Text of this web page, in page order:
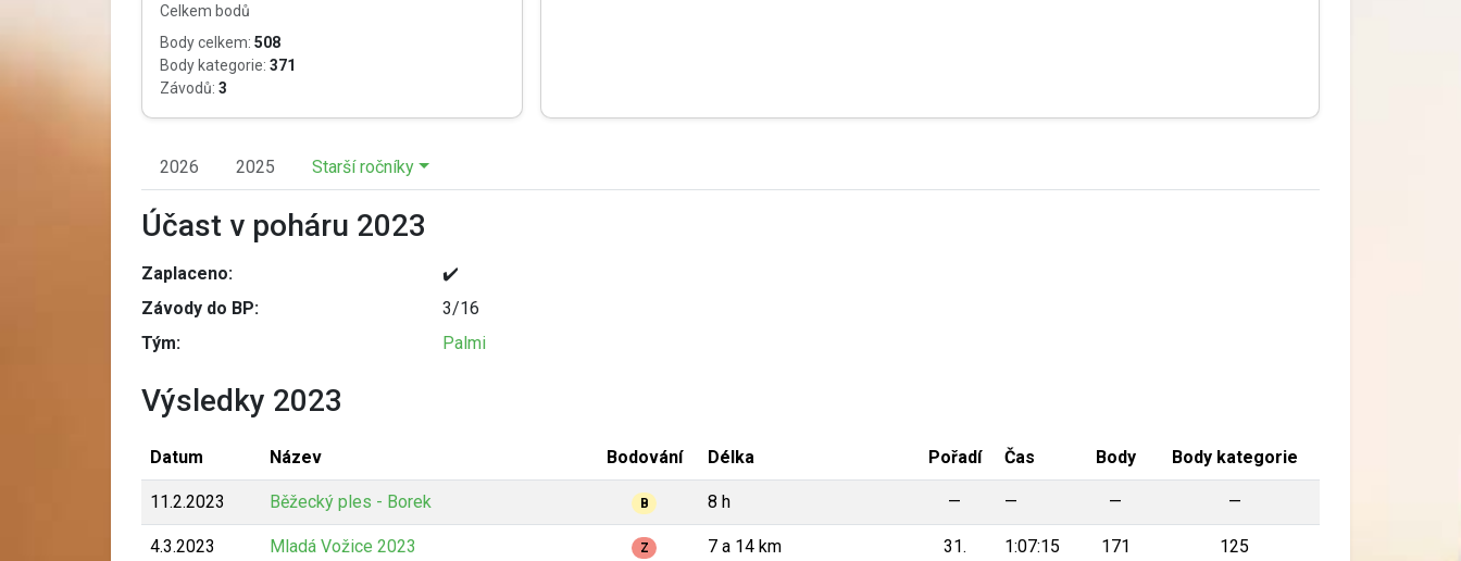
Celkem bodů
Body celkem: 508
Body kategorie: 371
Závodů: 3
2026 2025 Starší ročníky
Účast v poháru 2023
Zaplaceno:
✔️
Závody do BP:
3/16
Tým:
Palmi
Výsledky 2023
Datum Název Bodování Délka Pořadí Čas Body Body kategorie
11.2.2023 Běžecký ples - Borek B 8 h — — — —
4.3.2023 Mladá Vožice 2023 Z 7 a 14 km 31. 1:07:15 171 125